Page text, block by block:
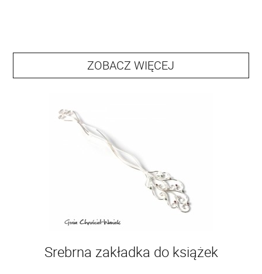
ZOBACZ WIĘCEJ
Srebrna zakładka do książek